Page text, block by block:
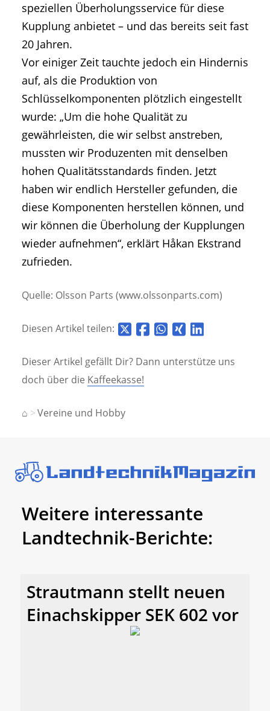
speziellen Überholungsservice für diese
Kupplung anbietet – und das bereits seit fast
20 Jahren.
Vor einiger Zeit tauchte jedoch ein Hindernis
auf, als die Produktion von
Schlüsselkomponenten plötzlich eingestellt
wurde: „Um die hohe Qualität zu
gewährleisten, die wir selbst anstreben,
mussten wir Produzenten mit denselben
hohen Qualitätsstandards finden. Jetzt
haben wir endlich Hersteller gefunden, die
diese Komponenten herstellen können, und
wir können die Überholung der Kupplungen
wieder aufnehmen“, erklärt Håkan Ekstrand
zufrieden.
Quelle: Olsson Parts (www.olssonparts.com)
Diesen Artikel teilen:
Dieser Artikel gefällt Dir? Dann unterstütze uns
doch über die Kaffeekasse!
⌂ Vereine und Hobby
Weitere interessante
Landtechnik-Berichte:
Strautmann stellt neuen
Einachskipper SEK 602 vor